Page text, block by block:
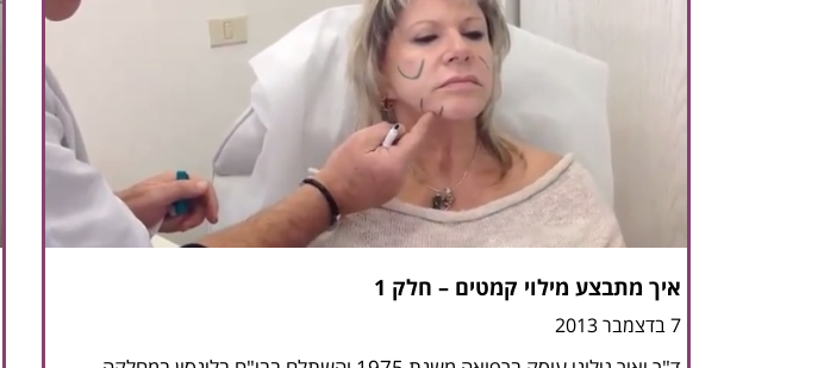
איך מתבצע מילוי קמטים – חלק 1
7 בדצמבר 2013